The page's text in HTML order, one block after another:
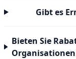
Gibt es
Bieten Sie